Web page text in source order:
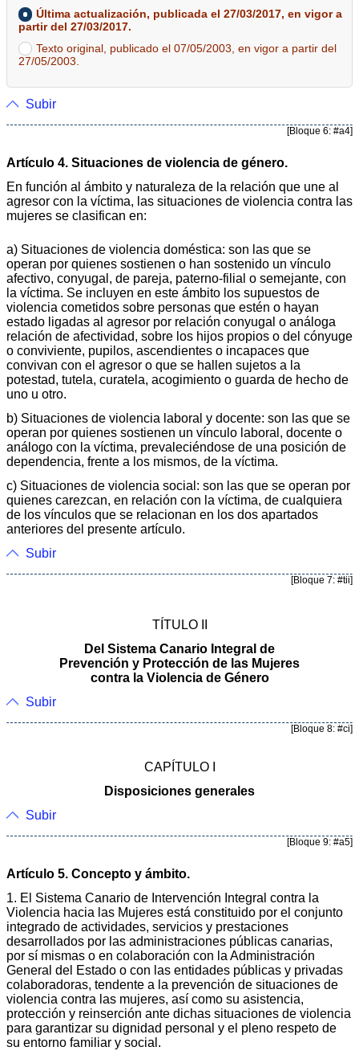
Última actualización, publicada el 27/03/2017, en vigor a
partir del 27/03/2017.
Texto original, publicado el 07/05/2003, en vigor a partir del
27/05/2003.
Subir
[Bloque 6: #a4]
Artículo 4. Situaciones de violencia de género.
En función al ámbito y naturaleza de la relación que une al
agresor con la víctima, las situaciones de violencia contra las
mujeres se clasifican en:
a) Situaciones de violencia doméstica: son las que se
operan por quienes sostienen o han sostenido un vínculo
afectivo, conyugal, de pareja, paterno-filial o semejante, con
la víctima. Se incluyen en este ámbito los supuestos de
violencia cometidos sobre personas que estén o hayan
estado ligadas al agresor por relación conyugal o análoga
relación de afectividad, sobre los hijos propios o del cónyuge
o conviviente, pupilos, ascendientes o incapaces que
convivan con el agresor o que se hallen sujetos a la
potestad, tutela, curatela, acogimiento o guarda de hecho de
uno u otro.
b) Situaciones de violencia laboral y docente: son las que se
operan por quienes sostienen un vínculo laboral, docente o
análogo con la víctima, prevaleciéndose de una posición de
dependencia, frente a los mismos, de la víctima.
c) Situaciones de violencia social: son las que se operan por
quienes carezcan, en relación con la víctima, de cualquiera
de los vínculos que se relacionan en los dos apartados
anteriores del presente artículo.
Subir
[Bloque 7: #tii]
TÍTULO II
Del Sistema Canario Integral de
Prevención y Protección de las Mujeres
contra la Violencia de Género
Subir
[Bloque 8: #ci]
CAPÍTULO I
Disposiciones generales
Subir
[Bloque 9: #a5]
Artículo 5. Concepto y ámbito.
1. El Sistema Canario de Intervención Integral contra la
Violencia hacia las Mujeres está constituido por el conjunto
integrado de actividades, servicios y prestaciones
desarrollados por las administraciones públicas canarias,
por sí mismas o en colaboración con la Administración
General del Estado o con las entidades públicas y privadas
colaboradoras, tendente a la prevención de situaciones de
violencia contra las mujeres, así como su asistencia,
protección y reinserción ante dichas situaciones de violencia
para garantizar su dignidad personal y el pleno respeto de
su entorno familiar y social.